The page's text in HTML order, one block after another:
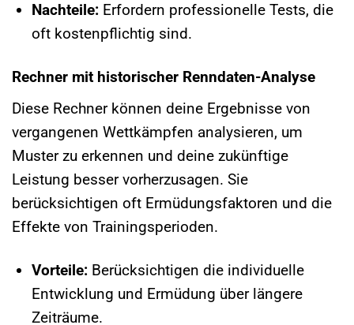
Nachteile:Erfordern professionelle Tests, die
oft kostenpflichtig sind.
Rechner mit historischer Renndaten-Analyse
Diese Rechner können deine Ergebnisse von
vergangenen Wettkämpfen analysieren, um
Muster zu erkennen und deine zukünftige
Leistung besser vorherzusagen. Sie
berücksichtigen oft Ermüdungsfaktoren und die
Effekte von Trainingsperioden.
Vorteile:Berücksichtigen die individuelle
Entwicklung und Ermüdung über längere
Zeiträume.